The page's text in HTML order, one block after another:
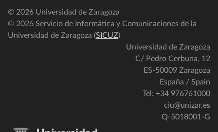
© 2026 Universidad de Zaragoza
© 2026 Servicio de Informática y Comunicaciones de la
Universidad de Zaragoza (SICUZ)
Universidad de Zaragoza
C/ Pedro Cerbuna, 12
ES-50009 Zaragoza
España / Spain
Tel: +34 976761000
ciu@unizar.es
Q-5018001-G